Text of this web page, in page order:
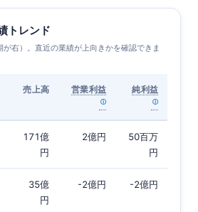
トレンド
右）。直近の業績が上向きかを確認できま
売上高 営業利益 純利益
171億
円
2億円
50百万
円
35億
円
-2億円 -2億円